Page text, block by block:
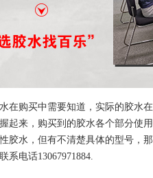
在购买中需要知道，实际的胶水
起来，购买到的胶水各个部分使
胶水，但有不清楚具体的型号，
系电话13067971884.